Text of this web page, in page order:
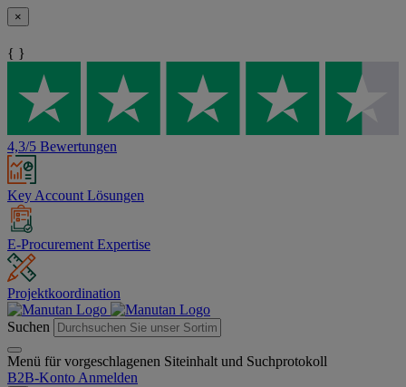
×
{ }
4,3/5 Bewertungen
Key Account Lösungen
E-Procurement Expertise
Projektkoordination
Suchen
Menü für vorgeschlagenen Siteinhalt und Suchprotokoll
B2B-Konto Anmelden